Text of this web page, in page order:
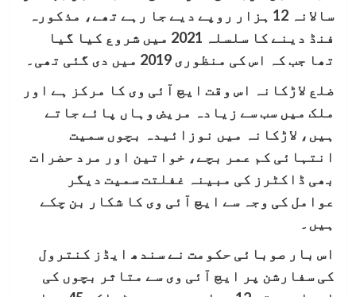
سالانہ 12 ہزار روپے دیے جا رہے تھے، مذکورہ
فنڈ دینے کا سلسلہ 2021 میں شروع کیا گیا
تھا جب کہ اس کی منظوری 2019 میں دی گئی تھی۔
ضلع لاڑکانہ اس وقت ایچ آئی وی کا مرکز ہے اور
ملک میں سب سے زیادہ مریض وہاں پائے جاتے
ہیں، لاڑکانہ میں نوزائیدہ بچوں سمیت
انتہائی کم عمر بچے، خواتین اور مرد حضرات
بھی ڈاکٹرز کی مبینہ غفلتت سمیت دیگر
عوامل کی وجہ سے ایچ آئی وی کا شکار بن چکے
ہیں۔
اس بار صوبائی حکومت نے سندھ ایڈز کنترول
کی سفارشن پر ایچ آئی وی سے متاثر بچوں کی